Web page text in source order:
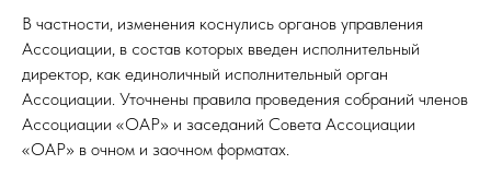
В частности, изменения коснулись органов управления
Ассоциации, в состав которых введен исполнительный
директор, как единоличный исполнительный орган
Ассоциации. Уточнены правила проведения собраний членов
Ассоциации «ОАР» и заседаний Совета Ассоциации
«ОАР» в очном и заочном форматах.